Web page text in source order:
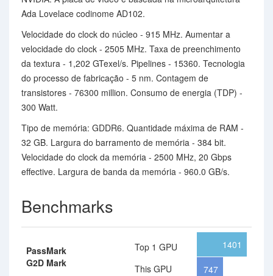
Ada Lovelace codinome AD102.
Velocidade do clock do núcleo - 915 MHz. Aumentar a
velocidade do clock - 2505 MHz. Taxa de preenchimento
da textura - 1,202 GTexel/s. Pipelines - 15360. Tecnologia
do processo de fabricação - 5 nm. Contagem de
transistores - 76300 million. Consumo de energia (TDP) -
300 Watt.
Tipo de memória: GDDR6. Quantidade máxima de RAM -
32 GB. Largura do barramento de memória - 384 bit.
Velocidade do clock da memória - 2500 MHz, 20 Gbps
effective. Largura de banda da memória - 960.0 GB/s.
Benchmarks
PassMark
G2D Mark
Top 1 GPU
This GPU
1401
747